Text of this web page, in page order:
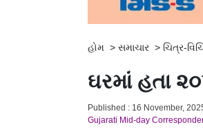
હોમ > સમાચાર > ચિત્ર-
ઘરમાં હતા
Published : 16 November,
Gujarati Mid-day